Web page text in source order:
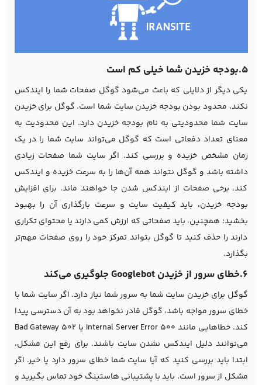
5.بودجه خزیدن شما خیلی کم است
یکی دیگر از دلایلی که باعث می‌شود گوگل صفحات شما را ایندکس
نکند، محدود بودن بودجه خزیدن سایت شما است. گوگل برای خزیدن
سایت شما محدودیتی به نام بودجه خزیدن دارد. این محدودیت به
معنای تعداد دفعاتی است که گوگل می‌تواند سایت شما را در یک
زمان مشخص خزیده و بررسی کند. اگر سایت شما صفحات زیادی
داشته باشد و گوگل نتواند همه آن‌ها را به سرعت خزیده و ایندکس
کند، برخی صفحات از ایندکس شدن جا خواهند ماند. برای افزایش
بودجه خزیدن، باید کیفیت سایت و سرعت بارگذاری آن را بهبود
بخشید؛ همچنین، باید صفحاتی که ارزش کمی دارند یا محتوای تکراری
دارند را حذف کنید تا گوگل بتواند تمرکز خود را روی صفحات مهم‌تر
بگذارد.
6.خطای سرور از خزیدن Googlebot جلوگیری می‌کند
گوگل برای خزیدن سایت شما به سرور شما نیاز دارد. اگر سایت شما با
خطای سرور مواجه باشد، گوگل قادر نخواهد بود به آن دسترسی پیدا
کند. خطاهایی مانند 500 Internal Server Error یا 502 Bad Gateway
می‌توانند دلیل ایندکس نشدن سایت باشند. برای رفع این مشکل،
ابتدا باید بررسی کنید که آیا سایت شما خطای سرور دارد یا خیر. اگر
مشکل از سرور است، باید با پشتیبانی هاستینگ خود تماس بگیرید و